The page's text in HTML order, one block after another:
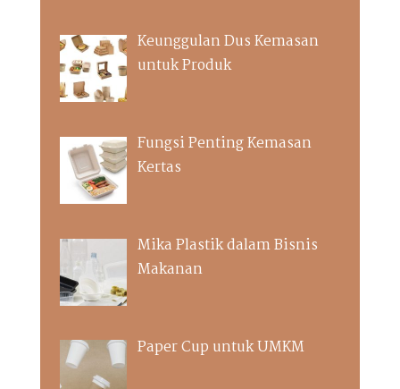
Keunggulan Dus Kemasan
untuk Produk
Fungsi Penting Kemasan
Kertas
Mika Plastik dalam Bisnis
Makanan
Paper Cup untuk UMKM